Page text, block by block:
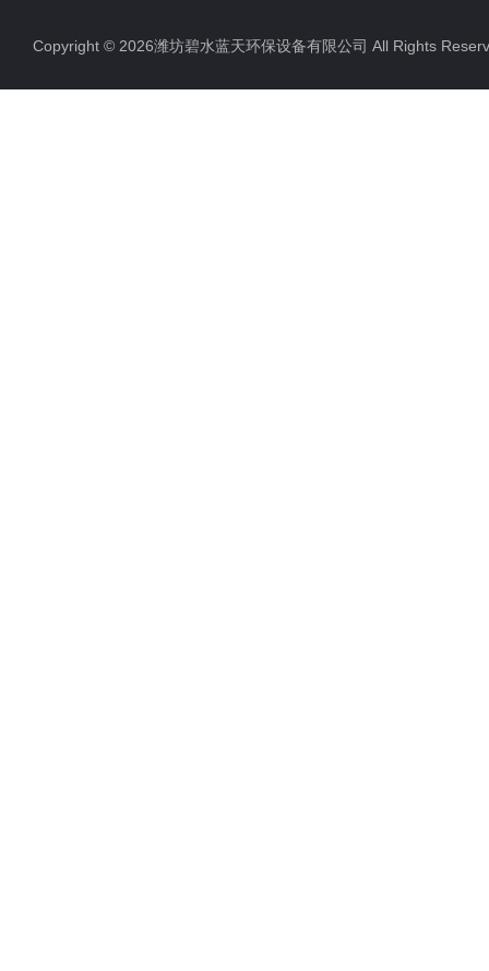
Copyright © 2026潍坊碧水蓝天环保设备有限公司 All Rights